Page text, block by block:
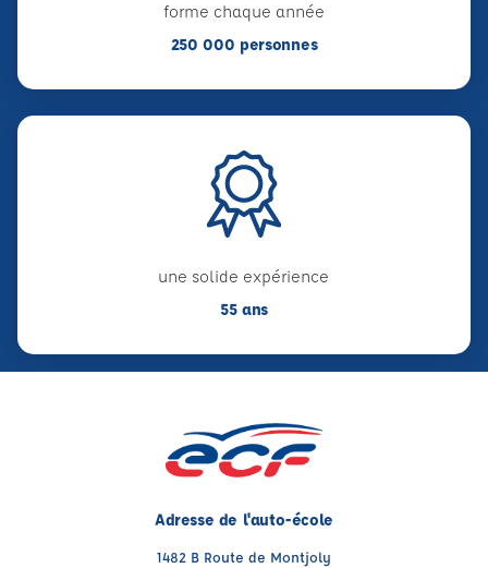
forme chaque année
250 000 personnes
une solide expérience
55 ans
Adresse de l'auto-école
1482 B Route de Montjoly